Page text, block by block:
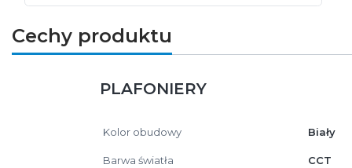
Cechy produktu
PLAFONIERY
Kolor obudowy Biały
Barwa światła CCT